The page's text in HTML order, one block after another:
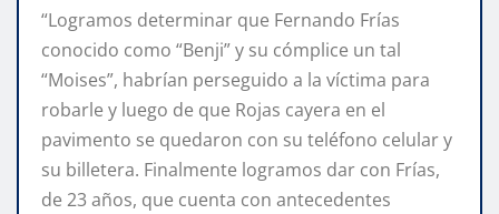
“Logramos determinar que Fernando Frías
conocido como “Benji” y su cómplice un tal
“Moises”, habrían perseguido a la víctima para
robarle y luego de que Rojas cayera en el
pavimento se quedaron con su teléfono celular y
su billetera. Finalmente logramos dar con Frías,
de 23 años, que cuenta con antecedentes